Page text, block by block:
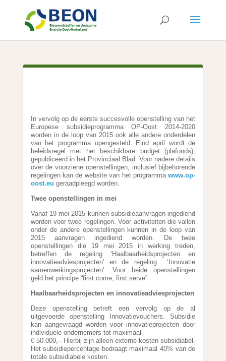
In vervolg op de eerste succesvolle openstelling van het
Europese subsidieprogramma OP-Oost 2014-2020
worden in de loop van 2015 ook alle andere onderdelen
van het programma opengesteld. Eind april wordt de
beleidsregel met het beschikbare budget (plafonds),
gepubliceerd in het Provinciaal Blad. Voor nadere details
over de voorziene openstellingen, inclusief bijbehorende
regelingen kan de website van het programmawww.op-
oost.eu geraadpleegd worden.
Twee openstellingen in mei
Vanaf 19 mei 2015 kunnen subsidieaanvragen ingediend
worden voor twee regelingen. Voor activiteiten die vallen
onder de andere openstellingen kunnen in de loop van
2015 aanvragen ingediend worden. De twee
openstellingen die 19 mei 2015 in werking treden,
betreffen de regeling ‘Haalbaarheidsprojecten en
innovatieadviesprojecten’ en de regeling
‘Innovatie
samenwerkingsprojecten’. Voor beide openstellingen
geld het principe “first come, first serve”
Haalbaarheidsprojecten en innovatieadviesprojecten
Deze openstelling betreft een vervolg op de al
uitgevoerde openstelling Innovatievouchers. Subsidie
kan aangevraagd worden voor innovatieprojecten door
individuele ondernemers tot maximaal
€ 50.000,– Hierbij zijn alleen externe kosten subsidiabel.
Het subsidiepercentage bedraagt maximaal 40% van de
totale subsidiabele kosten.